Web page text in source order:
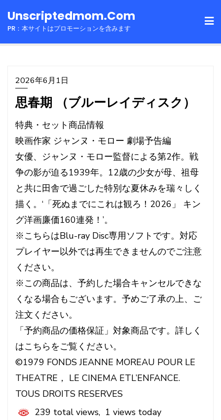
toUnscriptedmom.com
PR：本サイトはプロモーションを含みます
2026年6月1日
思春期 （ブルーレイディスク）
特典・セット商品情報
映画作家 ジャンヌ・モロー 劇場予告編
女優、ジャンヌ・モロー監督による第2作。戦
争の影が迫る1939年。12歳の少女が母、祖母
と共に田舎で過ごした特別な夏休みを瑞々しく
描く。‘「死ぬまでにこれは観ろ！2026」 キン
グ洋画廉価160連発！’。
※こちらはBlu-ray Disc専用ソフトです。対応
プレイヤー以外では再生できませんのでご注意
ください。
※この商品は、予約した場合キャンセルできな
くなる場合もございます。予めご了承の上、ご
注文ください。
「予約商品の価格保証」対象商品です。詳しく
はこちらをご覧ください。
©1979 FONDS JEANNE MOREAU POUR LE
THEATRE， LE CINEMA ETL’ENFANCE.
TOUS DROITS RESERVES
239 total views, 1 views today